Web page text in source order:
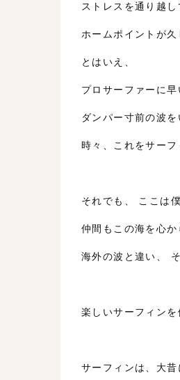
ストレスを通り越し
ホームポイントが久
とはいえ、
プロサーファーに
ダンパー寸前の波を
時々、これをサーフ
それでも、 ここは
仲間もこの海を心か
海外の波と違い、
楽しいサーフィン
サーフィンは、大昔